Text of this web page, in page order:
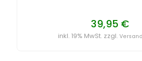
39,95 €
inkl. 19% MwSt. zzgl.